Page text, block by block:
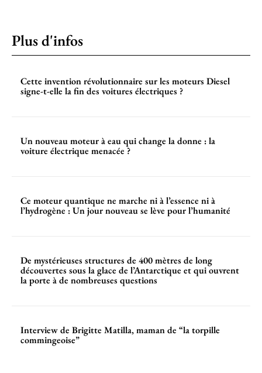
Plus d'infos
Cette invention révolutionnaire sur les moteurs Diesel
signe-t-elle la fin des voitures électriques ?
Un nouveau moteur à eau qui change la donne : la
voiture électrique menacée ?
Ce moteur quantique ne marche ni à l’essence ni à
l’hydrogène : Un jour nouveau se lève pour l’humanité
De mystérieuses structures de 400 mètres de long
découvertes sous la glace de l’Antarctique et qui ouvrent
la porte à de nombreuses questions
Interview de Brigitte Matilla, maman de “la torpille
commingeoise”